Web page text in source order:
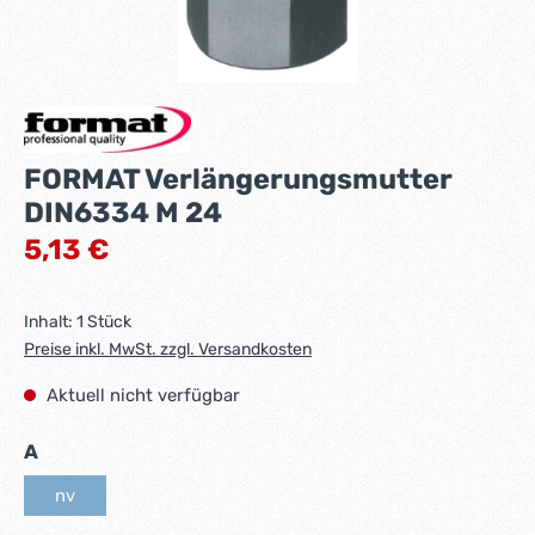
FORMAT Verlängerungsmutter
DIN6334 M 24
Regulärer Preis:
5,13 €
Inhalt: 1 Stück
Preise inkl. MwSt. zzgl. Versandkosten
Aktuell nicht verfügbar
Aauswählen
nv